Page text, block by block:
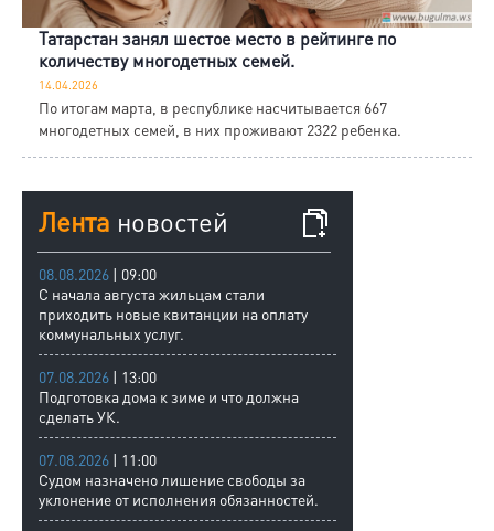
Татарстан занял шестое место в рейтинге по
количеству многодетных семей.
14.04.2026
По итогам марта, в республике насчитывается 667
многодетных семей, в них проживают 2322 ребенка.
Лента новостей
08.08.2026 | 09:00
С начала августа жильцам стали
приходить новые квитанции на оплату
коммунальных услуг.
07.08.2026 | 13:00
Подготовка дома к зиме и что должна
сделать УК.
07.08.2026 | 11:00
Судом назначено лишение свободы за
уклонение от исполнения обязанностей.